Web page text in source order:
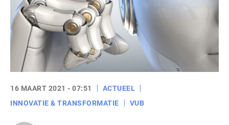
16 MAART 2021 - 07:51
ACTUEEL
INNOVATIE & TRANSFORMATIE
VUB